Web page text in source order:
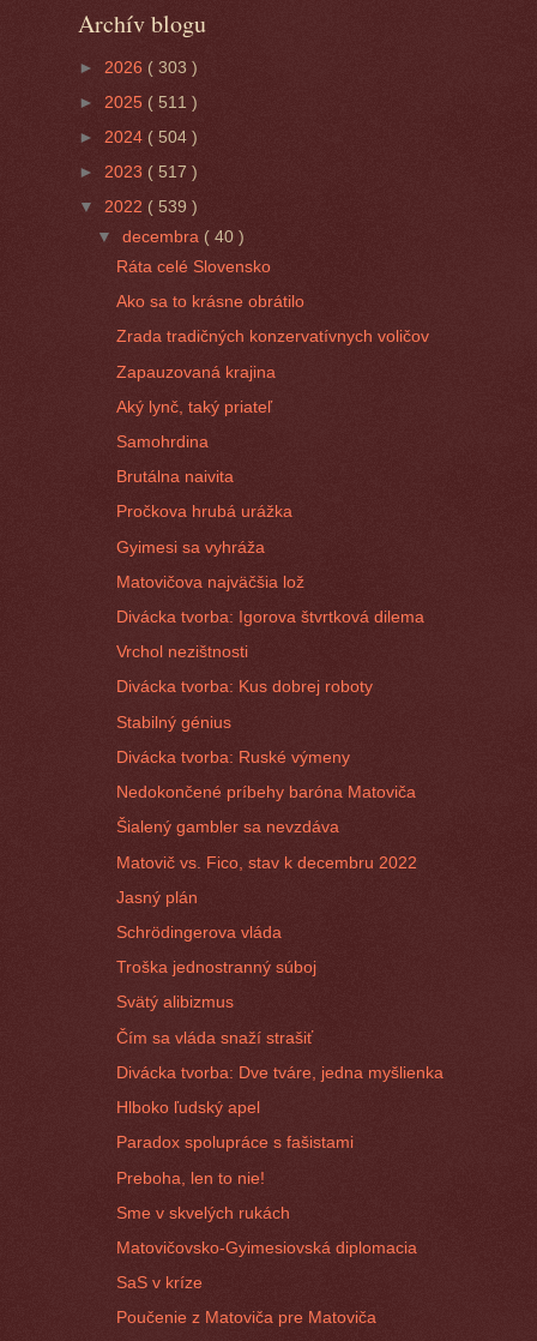
Archív blogu
► 2026 ( 303 )
► 2025 ( 511 )
► 2024 ( 504 )
► 2023 ( 517 )
▼ 2022 ( 539 )
▼decembra ( 40 )
Ráta celé Slovensko
Ako sa to krásne obrátilo
Zrada tradičných konzervatívnych voličov
Zapauzovaná krajina
Aký lynč, taký priateľ
Samohrdina
Brutálna naivita
Pročkova hrubá urážka
Gyimesi sa vyhráža
Matovičova najväčšia lož
Divácka tvorba: Igorova štvrtková dilema
Vrchol nezištnosti
Divácka tvorba: Kus dobrej roboty
Stabilný génius
Divácka tvorba: Ruské výmeny
Nedokončené príbehy baróna Matoviča
Šialený gambler sa nevzdáva
Matovič vs. Fico, stav k decembru 2022
Jasný plán
Schrödingerova vláda
Troška jednostranný súboj
Svätý alibizmus
Čím sa vláda snaží strašiť
Divácka tvorba: Dve tváre, jedna myšlienka
Hlboko ľudský apel
Paradox spolupráce s fašistami
Preboha, len to nie!
Sme v skvelých rukách
Matovičovsko-Gyimesiovská diplomacia
SaS v kríze
Poučenie z Matoviča pre Matoviča